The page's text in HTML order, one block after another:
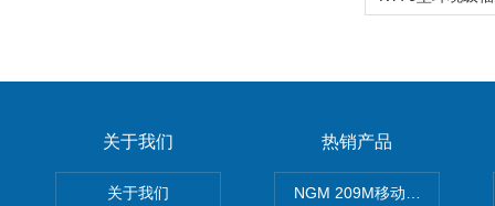
关于我们
关于我们
热销产品
NGM 209M移动式惰性气体